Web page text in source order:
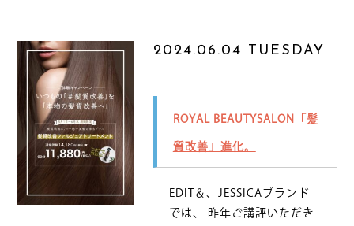
2024.06.04 TUESDAY
ROYAL BEAUTYSALON「髪
質改善」進化。
EDIT＆、JESSICAブランド
では、 昨年ご講評いただき